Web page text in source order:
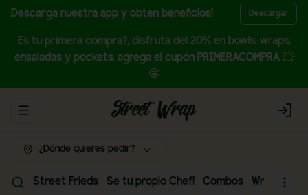
Descarga nuestra app y obten beneficios! Descargar
Es tu primera compra?, disfruta del 20% en bowls, wraps,
ensaladas y pockets, agrega el cupón PRIMERACOMPRA 💥
🤩
Abrir menu de navegación Login
¿Dónde quieres pedir?
Street Frieds Se tu propio Chef! Combos Wraps